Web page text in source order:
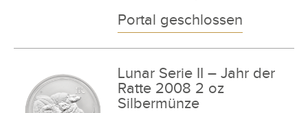
Portal geschlossen
Lunar Serie II – Jahr der
Ratte 2008 2 oz
Silbermünze